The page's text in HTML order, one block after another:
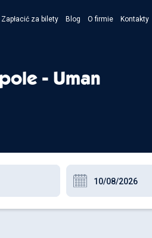
Zapłacić za bilety Blog O firmie Kontakty
- Uman